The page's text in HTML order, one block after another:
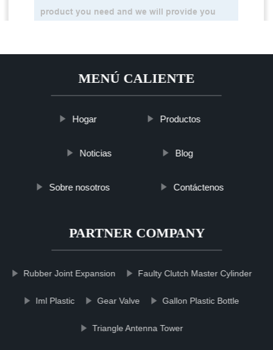
MENÚ CALIENTE
Hogar Productos
Noticias Blog
Sobre nosotros Contáctenos
PARTNER COMPANY
Rubber Joint Expansion Faulty Clutch Master Cylinder
Iml Plastic Gear Valve Gallon Plastic Bottle
Triangle Antenna Tower